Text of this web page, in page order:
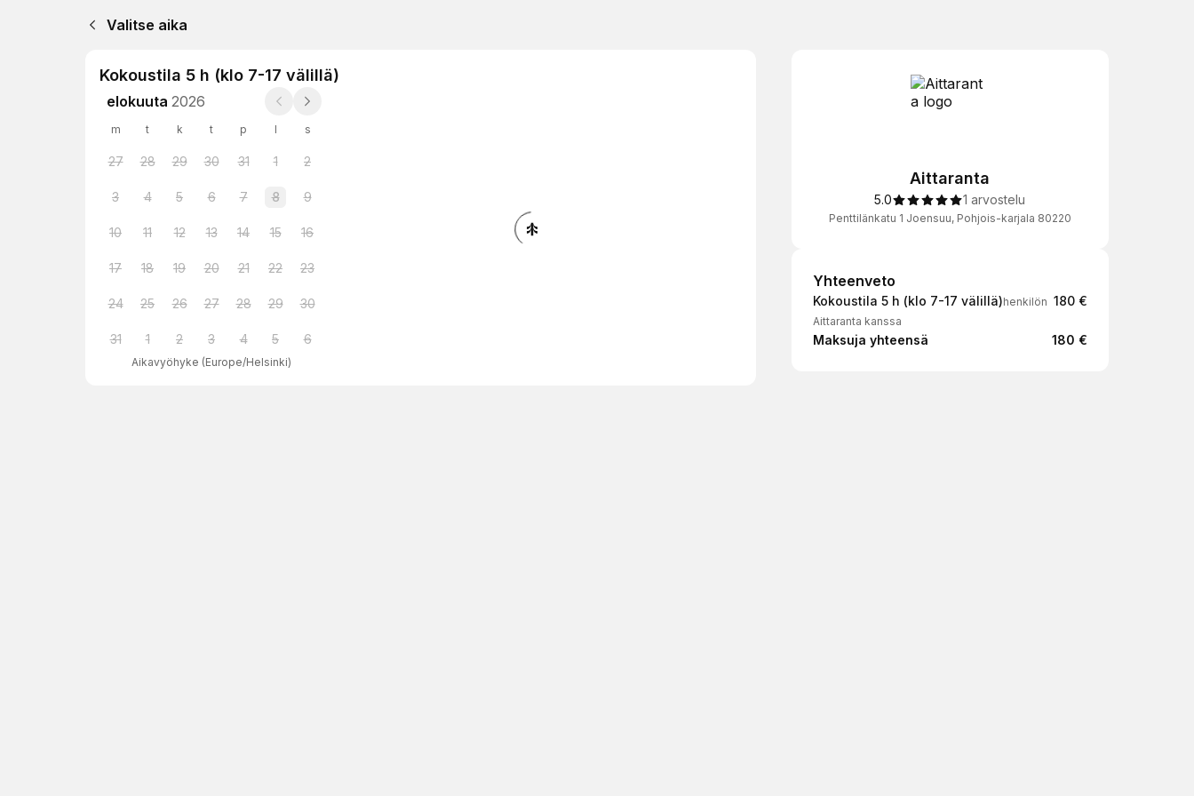
Valitse aika
Kokoustila 5 h (klo 7-17 välillä)
elokuuta 2026
m t k t p l s
27 28 29 30 31 1 2
3 4 5 6 7 8 9
10 11 12 13 14 15 16
17 18 19 20 21 22 23
24 25 26 27 28 29 30
31 1 2 3 4 5 6
Aikavyöhyke (Europe/Helsinki)
Aittaranta
5.0 1 arvostelu
Penttilänkatu 1 Joensuu, Pohjois-karjala 80220
Yhteenveto
Yhteenveto
Kokoustila 5 h (klo 7-17 välillä)henkilön
Aittaranta kanssa
180 €
Maksuja yhteensä 180 €